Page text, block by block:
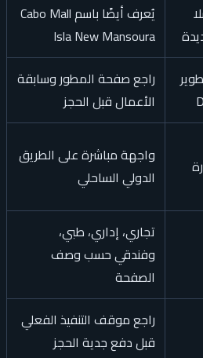
يُعرف أيضًا باسم Cabo Mall
Isla New Mansoura
راجع صفحة المطور وسابقة
الأعمال قبل الحجز
واجهة مباشرة على الطريق
الدولي الساحلي
تجاري، إداري، طبي،
وفندقي حسب وصف
الصفحة
راجع موقف التنفيذ الفعلي
قبل دفع جدية الحجز